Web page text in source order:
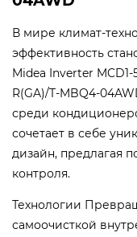
В мире климат-
эффективность
Midea Inverter
R(GA)/T-MBQ4-
среди
сочетает в себе
дизайн, предлагая
контроля.
Технологии
самоочисткой